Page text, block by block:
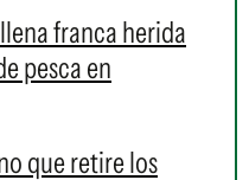
franca herida
pesca en
que retire los